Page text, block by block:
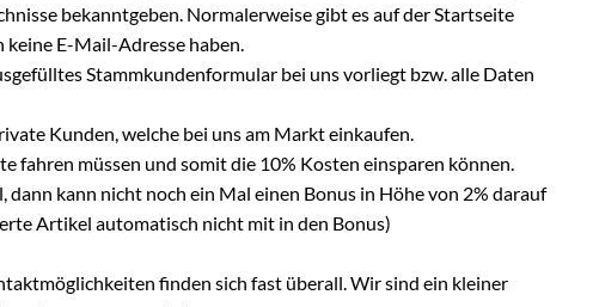
bekanntgeben. Normalerweise gibt es auf der Startseite
E-Mail-Adresse haben.
Stammkundenformular bei uns vorliegt bzw. alle Daten
Kunden, welche bei uns am Markt einkaufen.
fahren müssen und somit die 10% Kosten einsparen können.
kann nicht noch ein Mal einen Bonus in Höhe von 2% darauf
Artikel automatisch nicht mit in den Bonus)
finden sich fast überall. Wir sind ein kleiner